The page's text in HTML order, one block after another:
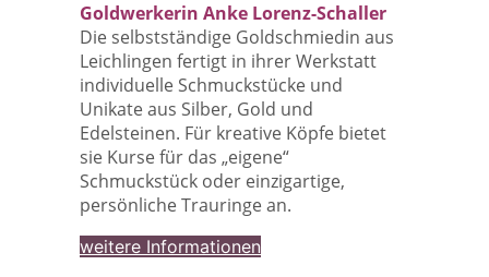
Goldwerkerin Anke Lorenz-Schaller
Die selbstständige Goldschmiedin aus
Leichlingen fertigt in ihrer Werkstatt
individuelle Schmuckstücke und
Unikate aus Silber, Gold und
Edelsteinen. Für kreative Köpfe bietet
sie Kurse für das „eigene“
Schmuckstück oder einzigartige,
persönliche Trauringe an.
weitere Informationen